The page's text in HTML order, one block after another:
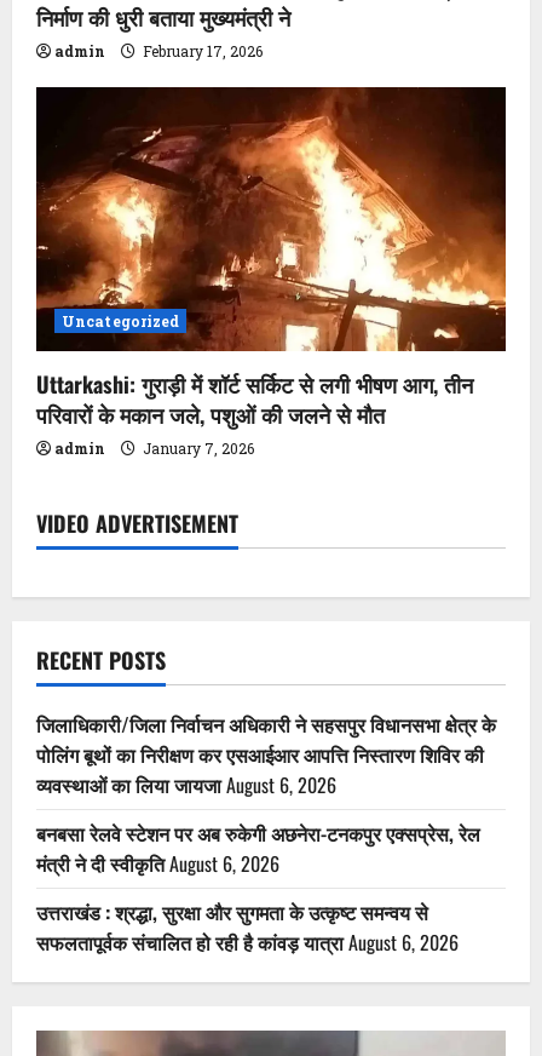
o
n
निर्माण की धुरी बताया मुख्यमंत्री ने
admin February 17, 2026
Uncategorized
Uttarkashi: गुराड़ी में शॉर्ट सर्किट से लगी भीषण आग, तीन
परिवारों के मकान जले, पशुओं की जलने से मौत
admin January 7, 2026
VIDEO ADVERTISEMENT
RECENT POSTS
जिलाधिकारी/जिला निर्वाचन अधिकारी ने सहसपुर विधानसभा क्षेत्र के
पोलिंग बूथों का निरीक्षण कर एसआईआर आपत्ति निस्तारण शिविर की
व्यवस्थाओं का लिया जायजाAugust 6, 2026
बनबसा रेलवे स्टेशन पर अब रुकेगी अछनेरा-टनकपुर एक्सप्रेस, रेल
मंत्री ने दी स्वीकृतिAugust 6, 2026
उत्तराखंड : श्रद्धा, सुरक्षा और सुगमता के उत्कृष्ट समन्वय से
सफलतापूर्वक संचालित हो रही है कांवड़ यात्राAugust 6, 2026